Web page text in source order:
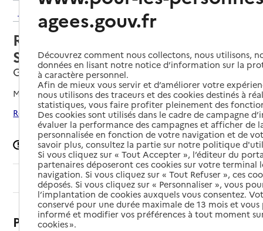
Retour aux résultats de l'annuaire
Résidence autonomie Les
Saisonnales
Grosbreuil, VENDEE
Mis à jour le08/09/2024
Rechercher les établissements autour de Grosbreuil
Signaler une erreur
Sommaire
Présentation
agees.gouv.fr
Découvrez comment nous collectons, nous utilisons,
données en lisant notre notice d’information sur la
à caractère personnel.
Afin de mieux vous servir et d’améliorer votre
nous utilisons des traceurs et des cookies destinés à
statistiques, vous faire profiter pleinement des
Des cookies sont utilisés dans le cadre de campagne
évaluer la performance des campagnes et afficher de
personnalisée en fonction de votre navigation et de
savoir plus, consultez la partie sur notre politique
Si vous cliquez sur « Tout Accepter », l’éditeur du
partenaires déposeront ces cookies sur votre terminal
navigation. Si vous cliquez sur « Tout Refuser », ces
déposés. Si vous cliquez sur « Personnaliser », vous
l’implantation de cookies auxquels vous consentez.
conservé pour une durée maximale de 13 mois et
informé et modifier vos préférences à tout moment
cookies ».